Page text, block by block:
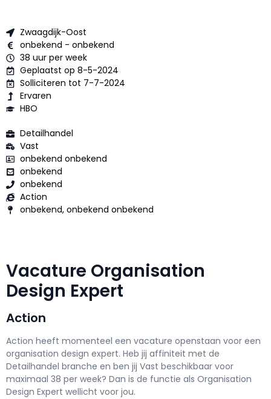
Zwaagdijk-Oost
onbekend - onbekend
38 uur per week
Geplaatst op 8-5-2024
Solliciteren tot 7-7-2024
Ervaren
HBO
Detailhandel
Vast
onbekend onbekend
onbekend
onbekend
Action
onbekend, onbekend onbekend
Vacature Organisation
Design Expert
Action
Action heeft momenteel een vacature openstaan voor een
organisation design expert. Heb jij affiniteit met de
Detailhandel branche en ben jij Vast beschikbaar voor
maximaal 38 per week? Dan is de functie als Organisation
Design Expert wellicht voor jou.